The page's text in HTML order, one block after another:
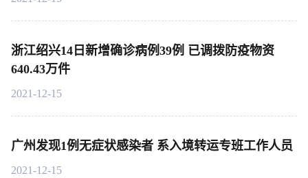
浙江绍兴14日新增确诊病例39例 已调拨防疫物资
640.43万件
2021-12-15
广州发现1例无症状感染者 系入境转运专班工作人员
2021-12-15